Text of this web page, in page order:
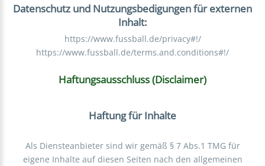
Datenschutz und Nutzungsbedigungen für externen
Inhalt:
https://www.fussball.de/privacy#!/
https://www.fussball.de/terms.and.conditions#!/
Haftungsausschluss (Disclaimer)
Haftung für Inhalte
Als Diensteanbieter sind wir gemäß § 7 Abs.1 TMG für
eigene Inhalte auf diesen Seiten nach den allgemeinen